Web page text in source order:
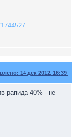
14 дек 2012, 16:39
рапида 40% - не